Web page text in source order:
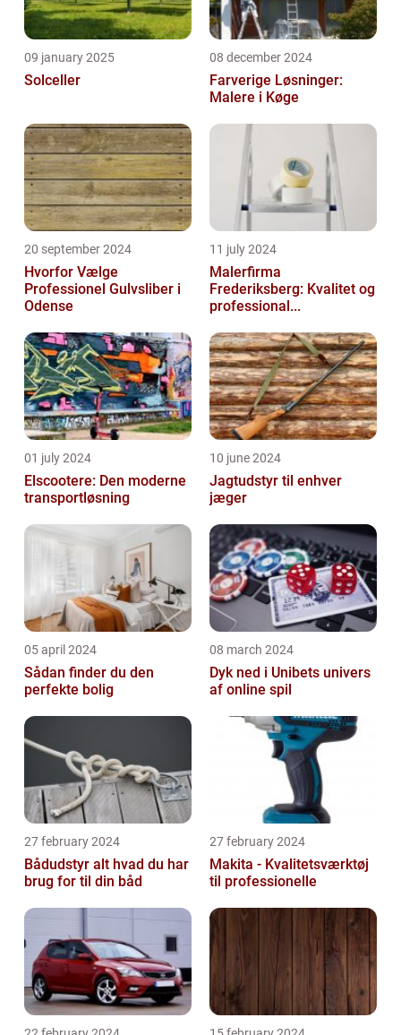
09 january 2025
Solceller
08 december 2024
Farverige Løsninger:
Malere i Køge
20 september 2024
Hvorfor Vælge
Professionel Gulvsliber i
Odense
11 july 2024
Malerfirma
Frederiksberg: Kvalitet og
professional...
01 july 2024
Elscootere: Den moderne
transportløsning
10 june 2024
Jagtudstyr til enhver
jæger
05 april 2024
Sådan finder du den
perfekte bolig
08 march 2024
Dyk ned i Unibets univers
af online spil
27 february 2024
Bådudstyr alt hvad du har
brug for til din båd
27 february 2024
Makita - Kvalitetsværktøj
til professionelle